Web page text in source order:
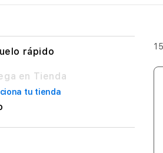
rápido
en Tienda
tu tienda